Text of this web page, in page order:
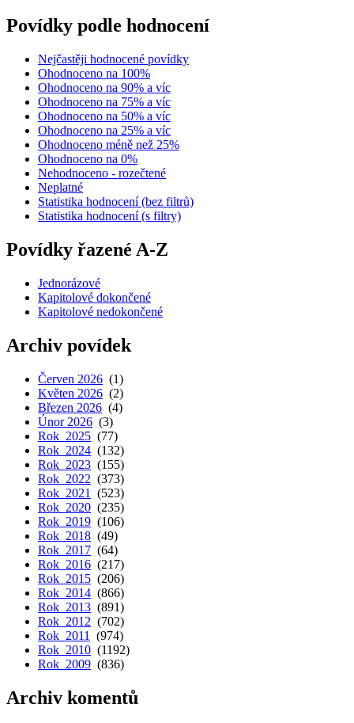
Povídky podle hodnocení
Nejčastěji hodnocené povídky
Ohodnoceno na 100%
Ohodnoceno na 90% a víc
Ohodnoceno na 75% a víc
Ohodnoceno na 50% a víc
Ohodnoceno na 25% a víc
Ohodnoceno méně než 25%
Ohodnoceno na 0%
Nehodnoceno - rozečtené
Neplatné
Statistika hodnocení (bez filtrů)
Statistika hodnocení (s filtry)
Povídky řazené A-Z
Jednorázové
Kapitolové dokončené
Kapitolové nedokončené
Archiv povídek
Červen 2026 (1)
Květen 2026 (2)
Březen 2026 (4)
Únor 2026 (3)
Rok 2025 (77)
Rok 2024 (132)
Rok 2023 (155)
Rok 2022 (373)
Rok 2021
(523)
Rok 2020 (235)
Rok 2019 (106)
Rok 2018 (49)
Rok 2017 (64)
Rok 2016 (217)
Rok 2015 (206)
Rok 2014 (866)
Rok 2013 (891)
Rok 2012 (702)
Rok 2011
(974)
Rok 2010 (1192)
Rok 2009 (836)
Archiv komentů